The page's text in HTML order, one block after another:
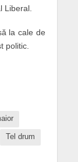
Liberal.
la cale de
politic.
Tel drum